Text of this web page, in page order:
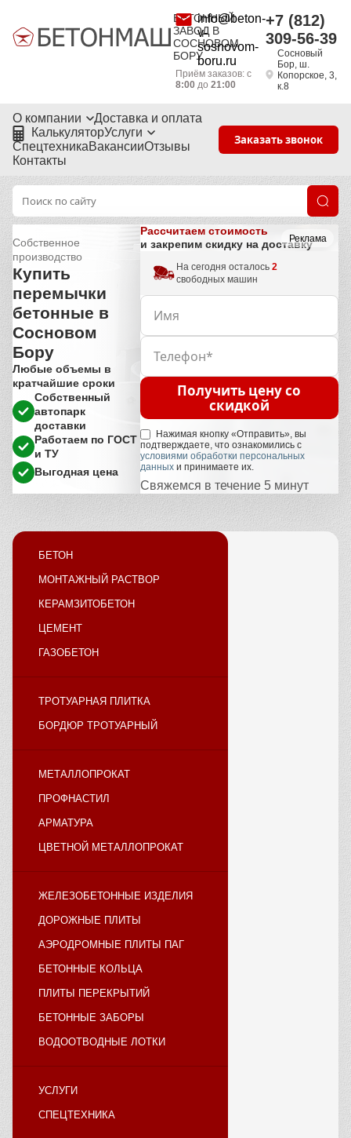
БЕТОННЫЙ
ЗАВОД В
СОСНОВОМ
БОРУ
info@beton-
v-
sosnovom-
boru.ru
Приём заказов: с
8:00до 21:00
+7 (812)
309-56-39
Сосновый
Бор, ш.
Копорское, 3,
к.8
О компании
Доставка и оплата
КалькуляторУслуги
СпецтехникаВакансииОтзывы
Контакты
Заказать звонок
Реклама
Собственное
производство
Купить
перемычки
бетонные в
Сосновом
Бору
Любые объемы в
кратчайшие сроки
Собственный
автопарк
доставки
Работаем по ГОСТ
и ТУ
Выгодная цена
Рассчитаем стоимость
и закрепим скидку на доставку
На сегодня осталось 2
свободных машин
Получить цену со
скидкой
Нажимая кнопку «Отправить», вы
подтверждаете, что ознакомились с
условиями обработки персональных
данныхи принимаете их.
Свяжемся в течение 5 минут
БЕТОН
МОНТАЖНЫЙ РАСТВОР
КЕРАМЗИТОБЕТОН
ЦЕМЕНТ
ГАЗОБЕТОН
ТРОТУАРНАЯ ПЛИТКА
БОРДЮР ТРОТУАРНЫЙ
МЕТАЛЛОПРОКАТ
ПРОФНАСТИЛ
АРМАТУРА
ЦВЕТНОЙ МЕТАЛЛОПРОКАТ
ЖЕЛЕЗОБЕТОННЫЕ ИЗДЕЛИЯ
ДОРОЖНЫЕ ПЛИТЫ
АЭРОДРОМНЫЕ ПЛИТЫ ПАГ
БЕТОННЫЕ КОЛЬЦА
ПЛИТЫ ПЕРЕКРЫТИЙ
БЕТОННЫЕ ЗАБОРЫ
ВОДООТВОДНЫЕ ЛОТКИ
УСЛУГИ
СПЕЦТЕХНИКА